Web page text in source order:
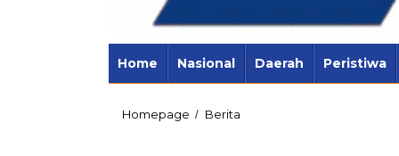
Home Nasional Daerah Peristiwa
Homepage / Berita